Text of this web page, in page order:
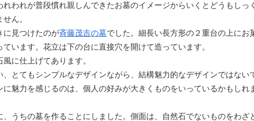
われが普段慣れ親しんできたお墓のイメージからいくとどうもしっく
ん。
見つけたのが斉藤茂吉の墓でした。細長い長方形の２重台の上にお
います。花立は下の台に直接穴を開けて造っています。
に仕上げてあります。
とてもシンプルなデザインながら、結構魅力的なデザインではない
魅力を感じるのは、個人の好みが大きくものをいっているかもしれ
うちの墓を作ることにしました。側面は、自然石でないものをわざ